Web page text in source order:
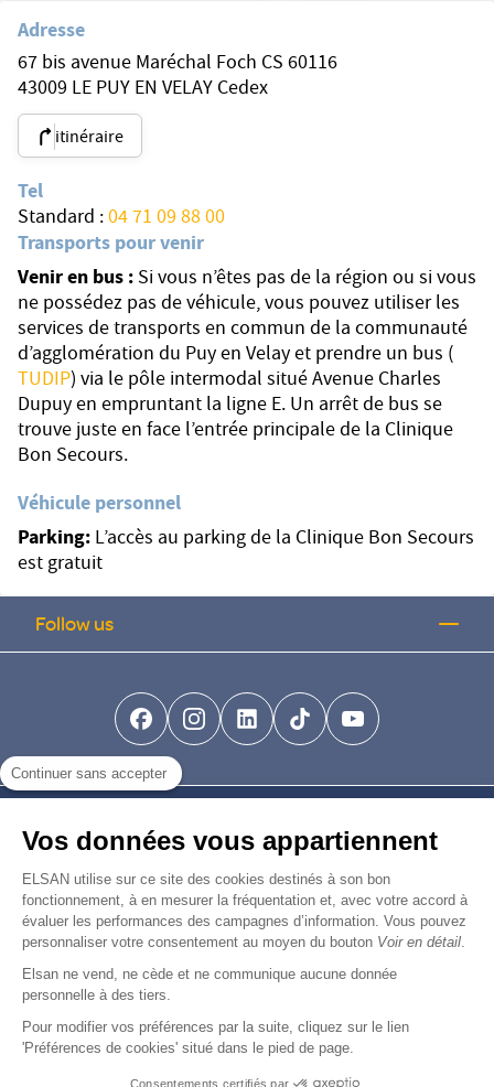
Continuer sans accepter
Vos données vous appartiennent
ELSAN utilise sur ce site des cookies destinés à son bon
fonctionnement, à en mesurer la fréquentation et, avec votre accord à
évaluer les performances des campagnes d’information. Vous pouvez
personnaliser votre consentement au moyen du bouton Voir en détail
Elsan ne vend, ne cède et ne communique aucune donnée
personnelle à des tiers.
Pour modifier vos préférences par la suite, cliquez sur le lien
'Préférences de cookies' situé dans le pied de page.
Consentements certifiés par
Adresse
67 bis avenue Maréchal Foch CS 60116
43009 LE PUY EN VELAY Cedex
itinéraire
Tel
Standard :04 71 09 88 00
Transports pour venir
Venir en bus : Si vous n’êtes pas de la région ou si vous
ne possédez pas de véhicule, vous pouvez utiliser les
services de transports en commun de la communauté
d’agglomération du Puy en Velay et prendre un bus (
TUDIP) via le pôle intermodal situé Avenue Charles
Dupuy en empruntant la ligne E. Un arrêt de bus se
trouve juste en face l’entrée principale de la Clinique
Bon Secours.
Véhicule personnel
Parking: L’accès au parking de la Clinique Bon Secours
est gratuit
Follow us
facebook-brands
instagramlinkedin-brands
tiktok-brands
youtube
Join us
© Copyright 2026 Elsan
Mentions Légales-Données personnelles
Agence digitale : VOID